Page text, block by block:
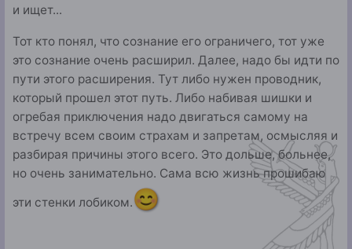
просветленных уже примкнули к лидерам и на
остальное им нет дела. Но должны
существовать люди которые на моей стороне и
готовы помочь...
и ищет...
Тот кто понял, что сознание его ограничего, тот уже
это сознание очень расширил. Далее, надо бы идти по
пути этого расширения. Тут либо нужен проводник,
который прошел этот путь. Либо набивая шишки и
огребая приключения надо двигаться самому на
встречу всем своим страхам и запретам, осмысляя и
разбирая причины этого всего. Это дольше, больнее,
но очень занимательно. Сама всю жизнь прошибаю
эти стенки лобиком.😊